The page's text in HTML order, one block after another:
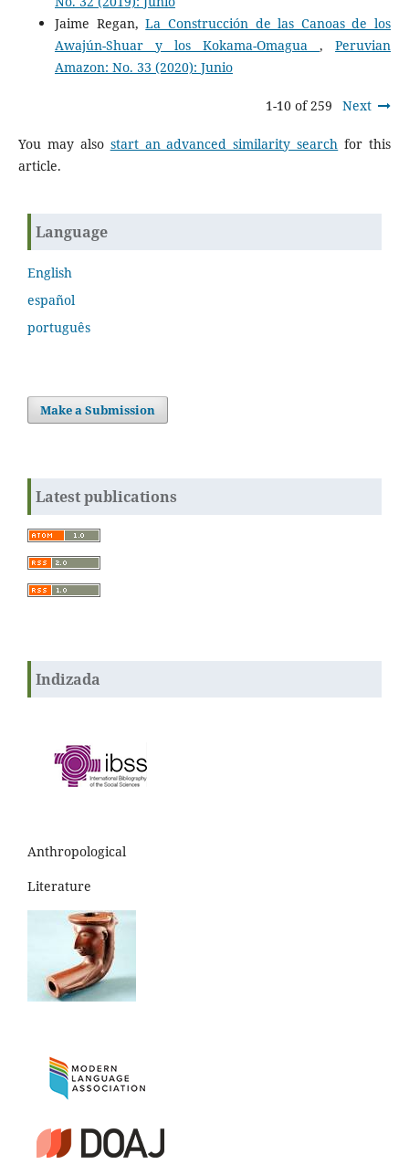
Jaime Regan,La Construcción de las Canoas de los
Awajún-Shuar y los Kokama-Omagua,Peruvian
Amazon: No. 33 (2020): Junio
1-10 of 259 Next
You may also start an advanced similarity search for this
article.
Language
English
español
português
Make a Submission
Latest publications
Indizada
Anthropological
Literature